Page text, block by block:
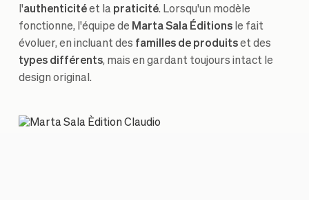
l'authenticitéet la praticité. Lorsqu'un modèle
fonctionne, l'équipe de Marta Sala Éditionsle fait
évoluer, en incluant des familles de produitset des
types différents, mais en gardant toujours intact le
design original.